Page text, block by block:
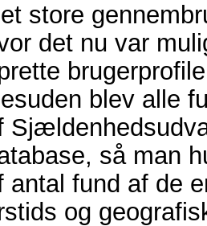
store
det nu var
blev alle
så man
antal fund af de
og